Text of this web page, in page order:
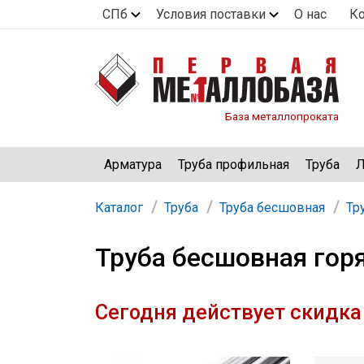
СПб Условия поставки О нас
База металлопроката
Арматура Труба профильная Труба
Каталог Труба Труба бесшовная
Труба бесшовная
Сегодня действует